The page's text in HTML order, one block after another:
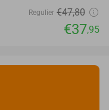
Regulier €47,80
€37,95